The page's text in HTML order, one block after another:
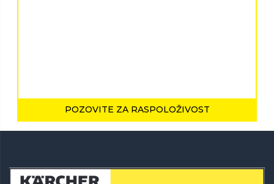
POZOVITE ZA RASPOLOŽIVOST